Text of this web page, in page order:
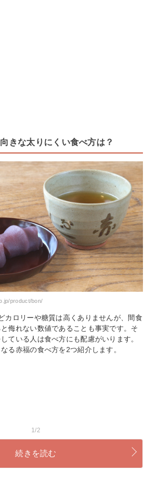
きな太りにくい食べ方は？
product/bon/
カロリーや糖質は高くありませんが、間食
侮れない数値であることも事実です。そ
ている人は食べ方にも配慮がいります。
る赤福の食べ方を2つ紹介します。
1/2
続きを読む